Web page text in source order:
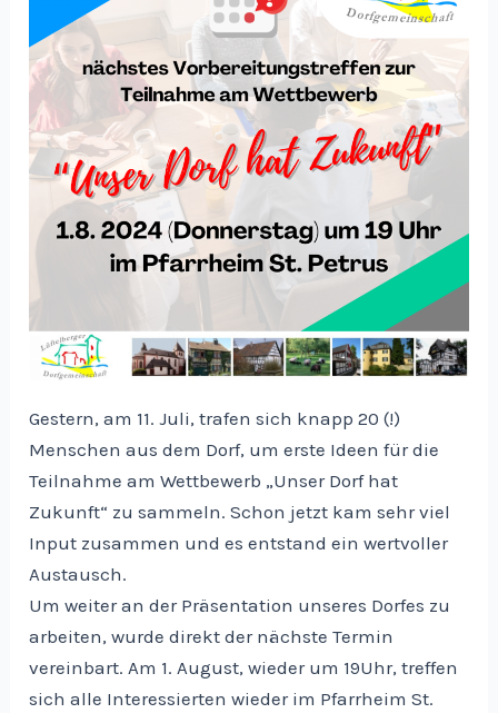
Gestern, am 11. Juli, trafen sich knapp 20 (!)
Menschen aus dem Dorf, um erste Ideen für die
Teilnahme am Wettbewerb „Unser Dorf hat
Zukunft“ zu sammeln. Schon jetzt kam sehr viel
Input zusammen und es entstand ein wertvoller
Austausch.
Um weiter an der Präsentation unseres Dorfes zu
arbeiten, wurde direkt der nächste Termin
vereinbart. Am 1. August, wieder um 19Uhr, treffen
sich alle Interessierten wieder im Pfarrheim St.